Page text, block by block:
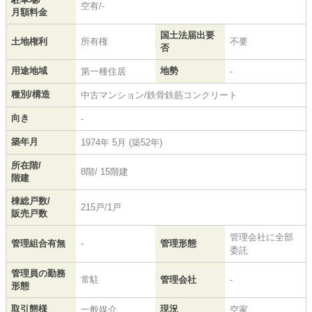
月額料金
空有/-
土地権利 所有権
国土法届出要
否
不要
用途地域 第一種住居 地勢 -
種別/構造 中古マンション/鉄骨鉄筋コンクリート
向き -
築年月 1974年 5月 (築52年)
所在階/
階建
8階/ 15階建
棟総戸数/
販売戸数
215戸/1戸
管理組合有無 - 管理形態
管理会社に全部
委託
管理員の勤務
形態
常駐 管理会社 -
取引態様 一般媒介 現況 空家